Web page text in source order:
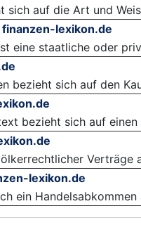
sich auf die Art und
finanzen-lexikon.de
eine staatliche oder
bezieht sich auf den
bezieht sich auf
lexikon.de
ein